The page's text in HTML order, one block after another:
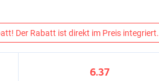
Der Rabatt ist direkt im Preis integriert.
6.37